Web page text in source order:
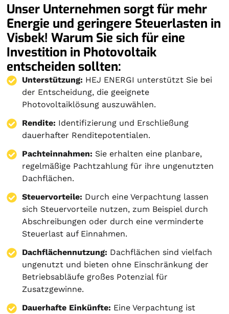
Unser Unternehmen sorgt für mehr
Energie und geringere Steuerlasten in
Visbek! Warum Sie sich für eine
Investition in Photovoltaik
entscheiden sollten:
Unterstützung: HEJ ENERGI unterstützt Sie bei
der Entscheidung, die geeignete
Photovoltaiklösung auszuwählen.
Rendite: Identifizierung und Erschließung
dauerhafter Renditepotentialen.
Pachteinnahmen: Sie erhalten eine planbare,
regelmäßige Pachtzahlung für ihre ungenutzten
Dachflächen.
Steuervorteile: Durch eine Verpachtung lassen
sich Steuervorteile nutzen, zum Beispiel durch
Abschreibungen oder durch eine verminderte
Steuerlast auf Einnahmen.
Dachflächennutzung: Dachflächen sind vielfach
ungenutzt und bieten ohne Einschränkung der
Betriebsabläufe großes Potenzial für
Zusatzgewinne.
Dauerhafte Einkünfte: Eine Verpachtung ist